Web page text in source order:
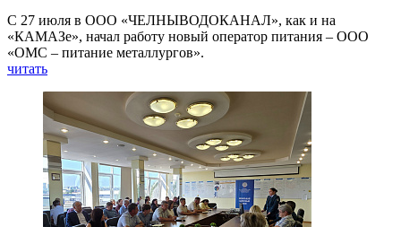
С 27 июля в ООО «ЧЕЛНЫВОДОКАНАЛ», как и на
«КАМАЗе», начал работу новый оператор питания – ООО
«ОМС – питание металлургов».
читать